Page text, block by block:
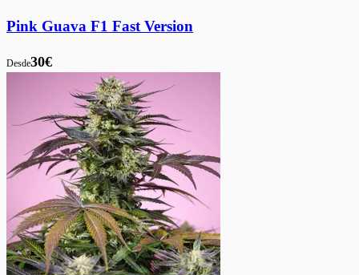
Pink Guava F1 Fast Version
Desde30€